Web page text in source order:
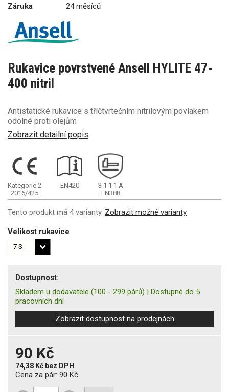
Záruka
24 měsíců
Rukavice povrstvené Ansell HYLITE 47-
400 nitril
Antistatické rukavice s tříčtvrtečním nitrilovým povlakem
odolné proti olejům
Zobrazit detailní popis
Kategorie 2
2016/425
EN420 3 1 1 1 A
EN388
Tento produkt má 4 varianty. Zobrazit možné varianty
Velikost rukavice
Dostupnost:
Skladem u dodavatele (100 - 299 párů) | Dostupné do 5
pracovních dní
Zobrazit dostupnost na prodejnách
90 Kč
74,38 Kč bez DPH
Cena za pár: 90 Kč